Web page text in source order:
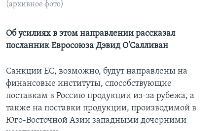
Языки
(архивное фото)
Об усилиях в этом направлении рассказал
посланник Евросоюза Дэвид О'Салливан
Санкции ЕС, возможно, будут направлены на
финансовые институты, способствующие
поставкам в Россию продукции из-за рубежа, а
также на поставки продукции, производимой в
Юго-Восточной Азии западными дочерними